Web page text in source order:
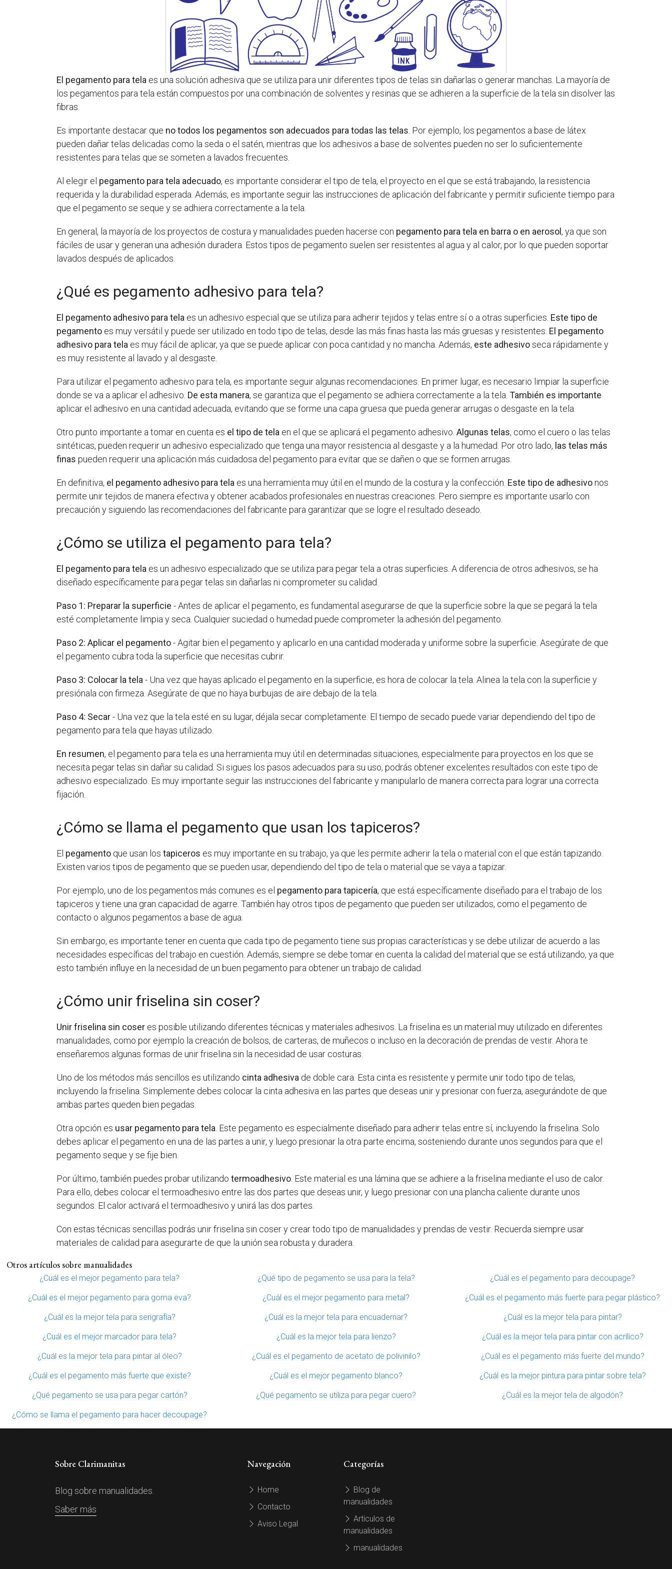
El pegamento para tela es una solución adhesiva que se utiliza para unir diferentes tipos de telas sin dañarlas o generar manchas. La mayoría de
los pegamentos para tela están compuestos por una combinación de solventes y resinas que se adhieren a la superficie de la tela sin disolver las
fibras.
Es importante destacar que no todos los pegamentos son adecuados para todas las telas . Por ejemplo, los pegamentos a base de látex
pueden dañar telas delicadas como la seda o el satén, mientras que los adhesivos a base de solventes pueden no ser lo suficientemente
resistentes para telas que se someten a lavados frecuentes.
Al elegir el pegamento para tela adecuado, es importante considerar el tipo de tela, el proyecto en el que se está trabajando, la resistencia
requerida y la durabilidad esperada. Además, es importante seguir las instrucciones de aplicación del fabricante y permitir suficiente tiempo para
que el pegamento se seque y se adhiera correctamente a la tela.
En general, la mayoría de los proyectos de costura y manualidades pueden hacerse con pegamento para tela en barra o en aerosol, ya que son
fáciles de usar y generan una adhesión duradera. Estos tipos de pegamento suelen ser resistentes al agua y al calor, por lo que pueden soportar
lavados después de aplicados.
¿Qué es pegamento adhesivo para tela?
El pegamento adhesivo para tela es un adhesivo especial que se utiliza para adherir tejidos y telas entre sí o a otras superficies. Este tipo de
pegamento es muy versátil y puede ser utilizado en todo tipo de telas, desde las más finas hasta las más gruesas y resistentes. El pegamento
adhesivo para tela es muy fácil de aplicar, ya que se puede aplicar con poca cantidad y no mancha. Además, este adhesivoseca rápidamente y
es muy resistente al lavado y al desgaste.
Para utilizar el pegamento adhesivo para tela, es importante seguir algunas recomendaciones. En primer lugar, es necesario limpiar la superficie
donde se va a aplicar el adhesivo. De esta manera, se garantiza que el pegamento se adhiera correctamente a la tela.También es importante
aplicar el adhesivo en una cantidad adecuada, evitando que se forme una capa gruesa que pueda generar arrugas o desgaste en la tela.
Otro punto importante a tomar en cuenta es el tipo de tela en el que se aplicará el pegamento adhesivo.Algunas telas, como el cuero o las telas
sintéticas, pueden requerir un adhesivo especializado que tenga una mayor resistencia al desgaste y a la humedad. Por otro lado, las telas más
finas pueden requerir una aplicación más cuidadosa del pegamento para evitar que se dañen o que se formen arrugas.
En definitiva, el pegamento adhesivo para tela es una herramienta muy útil en el mundo de la costura y la confección. Este tipo de adhesivonos
permite unir tejidos de manera efectiva y obtener acabados profesionales en nuestras creaciones. Pero siempre es importante usarlo con
precaución y siguiendo las recomendaciones del fabricante para garantizar que se logre el resultado deseado.
¿Cómo se utiliza el pegamento para tela?
El pegamento para tela es un adhesivo especializado que se utiliza para pegar tela a otras superficies. A diferencia de otros adhesivos, se ha
diseñado específicamente para pegar telas sin dañarlas ni comprometer su calidad.
Paso 1: Preparar la superficie - Antes de aplicar el pegamento, es fundamental asegurarse de que la superficie sobre la que se pegará la tela
esté completamente limpia y seca. Cualquier suciedad o humedad puede comprometer la adhesión del pegamento.
Paso 2: Aplicar el pegamento- Agitar bien el pegamento y aplicarlo en una cantidad moderada y uniforme sobre la superficie. Asegúrate de que
el pegamento cubra toda la superficie que necesitas cubrir.
Paso 3: Colocar la tela - Una vez que hayas aplicado el pegamento en la superficie, es hora de colocar la tela. Alinea la tela con la superficie y
presiónala con firmeza. Asegúrate de que no haya burbujas de aire debajo de la tela.
Paso 4: Secar- Una vez que la tela esté en su lugar, déjala secar completamente. El tiempo de secado puede variar dependiendo del tipo de
pegamento para tela que hayas utilizado.
En resumen, el pegamento para tela es una herramienta muy útil en determinadas situaciones, especialmente para proyectos en los que se
necesita pegar telas sin dañar su calidad. Si sigues los pasos adecuados para su uso, podrás obtener excelentes resultados con este tipo de
adhesivo especializado. Es muy importante seguir las instrucciones del fabricante y manipularlo de manera correcta para lograr una correcta
fijación.
¿Cómo se llama el pegamento que usan los tapiceros?
El pegamento que usan lostapiceros es muy importante en su trabajo, ya que les permite adherir la tela o material con el que están tapizando.
Existen varios tipos de pegamento que se pueden usar, dependiendo del tipo de tela o material que se vaya a tapizar.
Por ejemplo, uno de los pegamentos más comunes es el pegamento para tapicería, que está específicamente diseñado para el trabajo de los
tapiceros y tiene una gran capacidad de agarre. También hay otros tipos de pegamento que pueden ser utilizados, como el pegamento de
contacto o algunos pegamentos a base de agua.
Sin embargo, es importante tener en cuenta que cada tipo de pegamento tiene sus propias características y se debe utilizar de acuerdo a las
necesidades específicas del trabajo en cuestión. Además, siempre se debe tomar en cuenta la calidad del material que se está utilizando, ya que
esto también influye en la necesidad de un buen pegamento para obtener un trabajo de calidad.
¿Cómo unir friselina sin coser?
Unir friselina sin coser es posible utilizando diferentes técnicas y materiales adhesivos. La friselina es un material muy utilizado en diferentes
manualidades, como por ejemplo la creación de bolsos, de carteras, de muñecos o incluso en la decoración de prendas de vestir. Ahora te
enseñaremos algunas formas de unir friselina sin la necesidad de usar costuras.
Uno de los métodos más sencillos es utilizando cinta adhesiva de doble cara. Esta cinta es resistente y permite unir todo tipo de telas,
incluyendo la friselina. Simplemente debes colocar la cinta adhesiva en las partes que deseas unir y presionar con fuerza, asegurándote de que
ambas partes queden bien pegadas.
Otra opción es usar pegamento para tela . Este pegamento es especialmente diseñado para adherir telas entre sí, incluyendo la friselina. Solo
debes aplicar el pegamento en una de las partes a unir, y luego presionar la otra parte encima, sosteniendo durante unos segundos para que el
pegamento seque y se fije bien.
Por último, también puedes probar utilizandotermoadhesivo . Este material es una lámina que se adhiere a la friselina mediante el uso de calor.
Para ello, debes colocar el termoadhesivo entre las dos partes que deseas unir, y luego presionar con una plancha caliente durante unos
segundos. El calor activará el termoadhesivo y unirá las dos partes.
Con estas técnicas sencillas podrás unir friselina sin coser y crear todo tipo de manualidades y prendas de vestir. Recuerda siempre usar
materiales de calidad para asegurarte de que la unión sea robusta y duradera.
Otros artículos sobre manualidades
¿Cuál es el mejor pegamento para tela? ¿Qué tipo de pegamento se usa para la tela? ¿Cuál es el pegamento para decoupage?
¿Cuál es el mejor pegamento para goma eva? ¿Cuál es el mejor pegamento para metal? ¿Cuál es el pegamento más fuerte para pegar plástico?
¿Cuál es la mejor tela para serigrafía? ¿Cuál es la mejor tela para encuadernar? ¿Cuál es la mejor tela para pintar?
¿Cuál es el mejor marcador para tela? ¿Cuál es la mejor tela para lienzo? ¿Cuál es la mejor tela para pintar con acrílico?
¿Cuál es la mejor tela para pintar al óleo? ¿Cuál es el pegamento de acetato de polivinilo? ¿Cuál es el pegamento más fuerte del mundo?
¿Cuál es el pegamento más fuerte que existe? ¿Cuál es el mejor pegamento blanco? ¿Cuál es la mejor pintura para pintar sobre tela?
¿Qué pegamento se usa para pegar cartón? ¿Qué pegamento se utiliza para pegar cuero? ¿Cuál es la mejor tela de algodón?
¿Cómo se llama el pegamento para hacer decoupage?
Sobre Clarimanitas
Blog sobre manualidades.
Saber más
Navegación
Home
Contacto
Aviso Legal
Categorías
Blog de
manualidades
Artículos de
manualidades
manualidades